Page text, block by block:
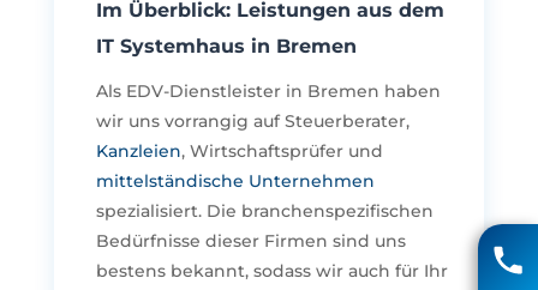
Im Überblick: Leistungen aus dem
IT Systemhaus in Bremen
Als EDV-Dienstleister in Bremen haben
wir uns vorrangig auf Steuerberater,
Kanzleien, Wirtschaftsprüfer und
mittelständische Unternehmen
spezialisiert. Die branchenspezifischen
Bedürfnisse dieser Firmen sind uns
bestens bekannt, sodass wir auch für Ihr
Matthias Voigt
04131 85 90